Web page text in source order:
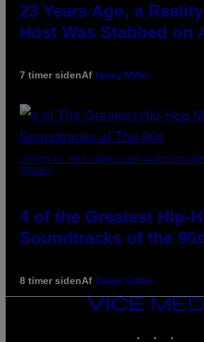
23 Years Ago, a
Host Was Stabbed on
7 timer sidenAf Haley Miller
(PHOTO BY POOL ARNAL/GARCIA/PICOT/
IMAGES)
4 of the Greatest Hip-
Soundtracks of the
8 timer sidenAf Caleb Catlin
VICE
MEDIA